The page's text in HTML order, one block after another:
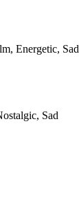
Energetic, Sad
Sad